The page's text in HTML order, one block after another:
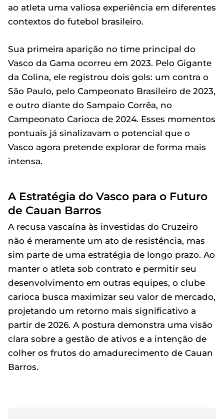
ao atleta uma valiosa experiência em diferentes
contextos do futebol brasileiro.
Sua primeira aparição no time principal do
Vasco da Gama ocorreu em 2023. Pelo Gigante
da Colina, ele registrou dois gols: um contra o
São Paulo, pelo Campeonato Brasileiro de 2023,
e outro diante do Sampaio Corrêa, no
Campeonato Carioca de 2024. Esses momentos
pontuais já sinalizavam o potencial que o
Vasco agora pretende explorar de forma mais
intensa.
A Estratégia do Vasco para o Futuro
de Cauan Barros
A recusa vascaína às investidas do Cruzeiro
não é meramente um ato de resistência, mas
sim parte de uma estratégia de longo prazo. Ao
manter o atleta sob contrato e permitir seu
desenvolvimento em outras equipes, o clube
carioca busca maximizar seu valor de mercado,
projetando um retorno mais significativo a
partir de 2026. A postura demonstra uma visão
clara sobre a gestão de ativos e a intenção de
colher os frutos do amadurecimento de Cauan
Barros.